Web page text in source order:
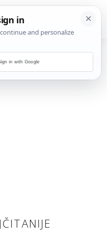
in with Google